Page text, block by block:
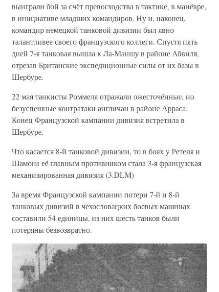
выиграли бой за счёт превосходства в тактике, в манёвре,
в инициативе младших командиров. Ну и, наконец,
командир немецкой танковой дивизии был явно
талантливее своего французского коллеги. Спустя пять
дней 7-я танковая вышла к Ла-Маншу в районе Абвиля,
отрезав Британские экспедиционные силы от их базы в
Шербуре.
22 мая танкисты Роммеля отражали ожесточённые, но
безуспешные контратаки англичан в районе Арраса.
Конец Французской кампании дивизия встретила в
Шербуре.
Что касается 8-й танковой дивизии, то в боях у Ретеля и
Шамона её главным противником стала 3-я французская
механизированная дивизия (3.DLM)
За время Французской кампании потери 7-й и 8-й
танковых дивизий в чехословацких боевых машинах
составили 54 единицы, из них шесть танков были
потеряны безвозвратно.